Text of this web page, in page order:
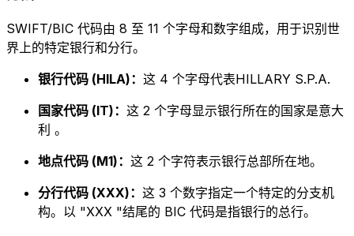
SWIFT/BIC 代码由 8 至 11 个字母和数字组成，用于识别世
界上的特定银行和分行。
银行代码 (HILA)： 这 4 个字母代表HILLARY S.P.A.
国家代码 (IT)： 这 2 个字母显示银行所在的国家是意大
利 。
地点代码 (M1)： 这 2 个字符表示银行总部所在地。
分行代码 (XXX)： 这 3 个数字指定一个特定的分支机
构。以 "XXX "结尾的 BIC 代码是指银行的总行。